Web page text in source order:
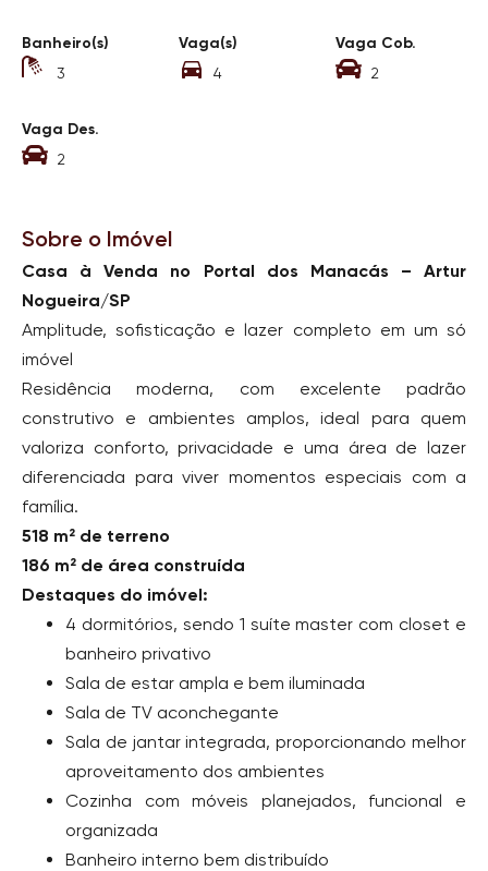
Banheiro(s)
3
Vaga(s)
4
Vaga Cob.
2
Vaga Des.
2
Sobre o Imóvel
Casa à Venda no Portal dos Manacás – Artur
Nogueira/SP
Amplitude, sofisticação e lazer completo em um só
imóvel
Residência moderna, com excelente padrão
construtivo e ambientes amplos, ideal para quem
valoriza conforto, privacidade e uma área de lazer
diferenciada para viver momentos especiais com a
família.
518 m² de terreno
186 m² de área construída
Destaques do imóvel:
4 dormitórios, sendo 1 suíte master com closet e
banheiro privativo
Sala de estar ampla e bem iluminada
Sala de TV aconchegante
Sala de jantar integrada, proporcionando melhor
aproveitamento dos ambientes
Cozinha com móveis planejados, funcional e
organizada
Banheiro interno bem distribuído